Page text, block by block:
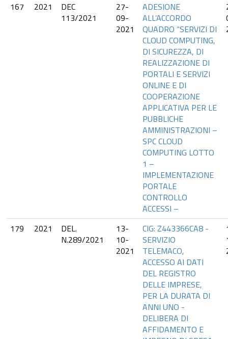
167 2021
DEC
113/2021
27-
09-
2021
ADESIONE
ALL’ACCORDO
QUADRO “SERVIZI DI
CLOUD COMPUTING,
DI SICUREZZA, DI
REALIZZAZIONE DI
PORTALI E SERVIZI
ONLINE E DI
COOPERAZIONE
APPLICATIVA PER LE
PUBBLICHE
AMMINISTRAZIONI –
SPC CLOUD
COMPUTING LOTTO
1 –
IMPLEMENTAZIONE
PORTALE
CONTROLLO
ACCESSI –
179 2021
DEL.
N.289/2021
13-
10-
2021
CIG: Z443366CA8 -
SERVIZIO
TELEMACO,
ACCESSO AI DATI
DEL REGISTRO
DELLE IMPRESE,
PER LA DURATA DI
ANNI UNO -
DELIBERA DI
AFFIDAMENTO E